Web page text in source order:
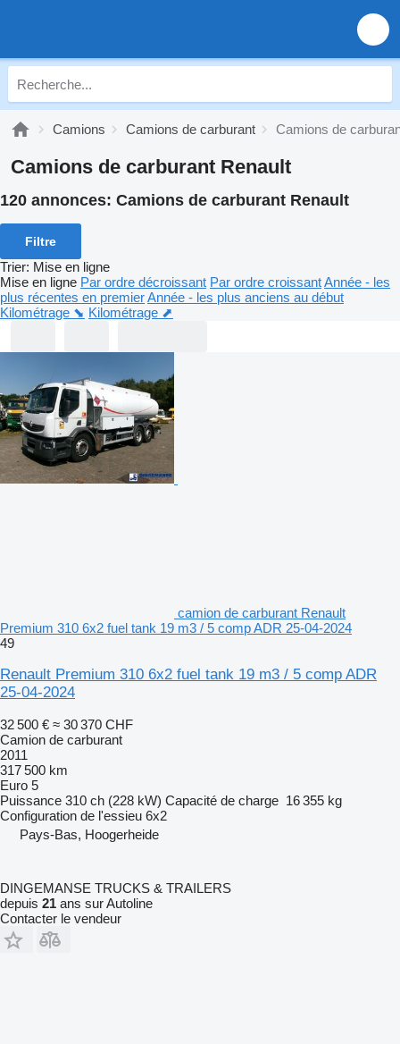
Camions Camions de carburant Camions de
Camions de carburant Renault
120 annonces: Camions de carburant Renault
Filtre
Trier: Mise en ligne
Mise en ligne Par ordre décroissant Par ordre croissantAnnée - les
plus récentes en premierAnnée - les plus anciens au début
Kilométrage ⬊ Kilométrage ⬈
camion de carburant Renault
Premium 310 6x2 fuel tank 19 m3 / 5 comp ADR 25-04-2024
49
Renault Premium 310 6x2 fuel tank 19 m3 / 5 comp ADR
25-04-2024
32 500 € ≈ 30 370 CHF
Camion de carburant
2011
317 500 km
Euro 5
Puissance 310 ch (228 kW) Capacité de charge 16 355 kg
Configuration de l'essieu 6x2
Pays-Bas, Hoogerheide
DINGEMANSE TRUCKS & TRAILERS
depuis 21 ans sur Autoline
Contacter le vendeur